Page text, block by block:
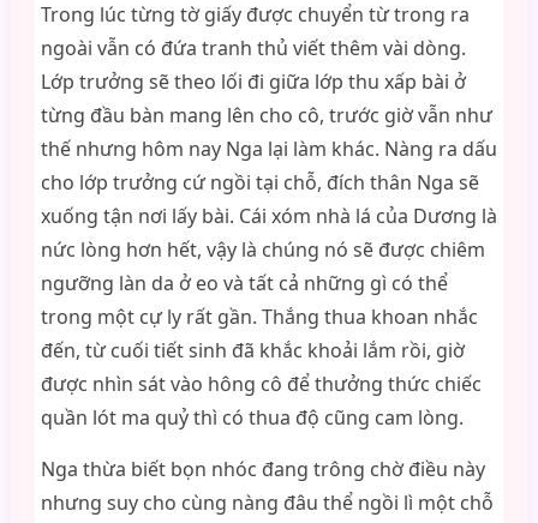
Trong lúc từng tờ giấy được chuyển từ trong ra
ngoài vẫn có đứa tranh thủ viết thêm vài dòng.
Lớp trưởng sẽ theo lối đi giữa lớp thu xấp bài ở
từng đầu bàn mang lên cho cô, trước giờ vẫn như
thế nhưng hôm nay Nga lại làm khác. Nàng ra dấu
cho lớp trưởng cứ ngồi tại chỗ, đích thân Nga sẽ
xuống tận nơi lấy bài. Cái xóm nhà lá của Dương là
nức lòng hơn hết, vậy là chúng nó sẽ được chiêm
ngưỡng làn da ở eo và tất cả những gì có thể
trong một cự ly rất gần. Thắng thua khoan nhắc
đến, từ cuối tiết sinh đã khắc khoải lắm rồi, giờ
được nhìn sát vào hông cô để thưởng thức chiếc
quần lót ma quỷ thì có thua độ cũng cam lòng.
Nga thừa biết bọn nhóc đang trông chờ điều này
nhưng suy cho cùng nàng đâu thể ngồi lì một chỗ